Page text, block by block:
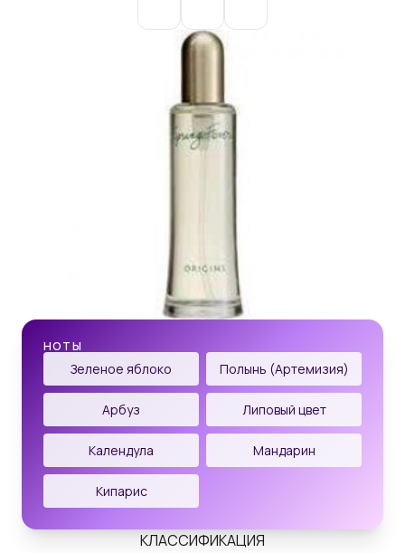
НОТЫ
Зеленое яблоко Полынь (Артемизия)
Арбуз Липовый цвет
Календула Мандарин
Кипарис
КЛАССИФИКАЦИЯ